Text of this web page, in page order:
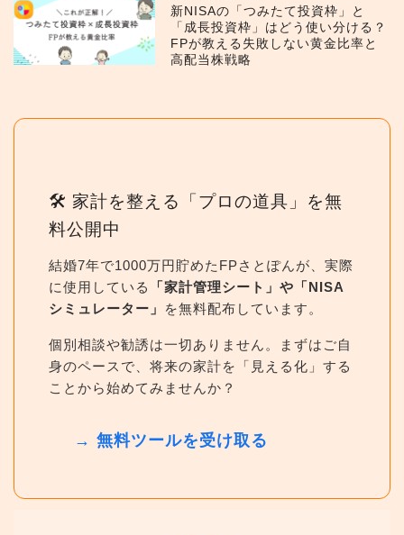
新NISAの「つみたて投資枠」と
「成長投資枠」はどう使い分ける？
FPが教える失敗しない黄金比率と
高配当株戦略
🛠 家計を整える「プロの道具」を無
料公開中
結婚7年で1000万円貯めたFPさとぽんが、実際
に使用している
「家計管理シート」や「NISA
シミュレーター」
を無料配布しています。
個別相談や勧誘は一切ありません。まずはご自
身のペースで、将来の家計を「見える化」する
ことから始めてみませんか？
→ 無料ツールを受け取る